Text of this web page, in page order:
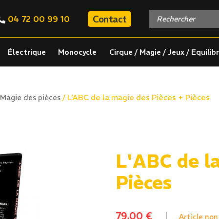
04 72 00 99 10 Contact
Électrique Monocycle Cirque / Magie / Jeux /
Magie des pièces / L’ABC de la magie des Pièces + Pièces
L'ABC de
Pièces
79,00 € Article